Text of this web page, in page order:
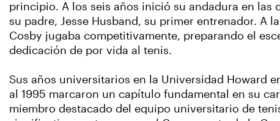
principio. A los seis años inició su andadura en las
su padre, Jesse Husband, su primer entrenador. A
Cosby jugaba competitivamente, preparando el
dedicación de por vida al tenis.
Sus años universitarios en la Universidad Howard
al 1995 marcaron un capítulo fundamental en su
miembro destacado del equipo universitario de